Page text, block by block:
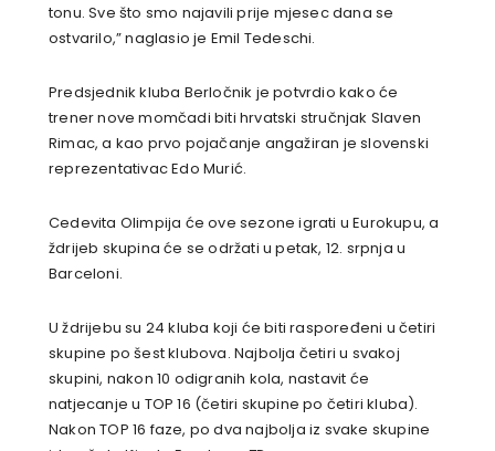
tonu. Sve što smo najavili prije mjesec dana se
ostvarilo,” naglasio je Emil Tedeschi.
Predsjednik kluba Berločnik je potvrdio kako će
trener nove momčadi biti hrvatski stručnjak Slaven
Rimac, a kao prvo pojačanje angažiran je slovenski
reprezentativac Edo Murić.
Cedevita Olimpija će ove sezone igrati u Eurokupu, a
ždrijeb skupina će se održati u petak, 12. srpnja u
Barceloni.
U ždrijebu su 24 kluba koji će biti raspoređeni u četiri
skupine po šest klubova. Najbolja četiri u svakoj
skupini, nakon 10 odigranih kola, nastavit će
natjecanje u TOP 16 (četiri skupine po četiri kluba).
Nakon TOP 16 faze, po dva najbolja iz svake skupine